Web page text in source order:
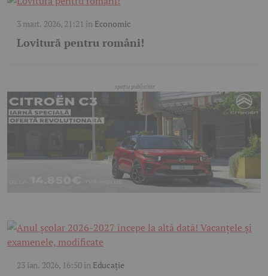
3 mart. 2026, 21:21 în Economic
Lovitură pentru români!
23 ian. 2026, 16:50în Educație